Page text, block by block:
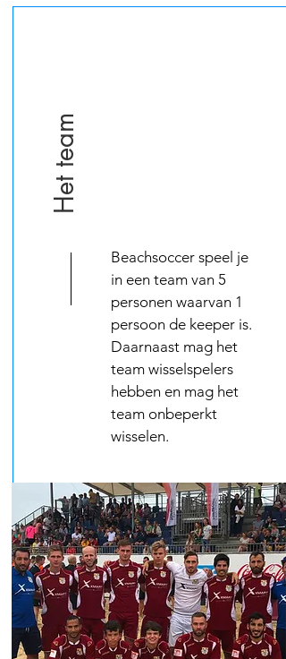
Het team
Beachsoccer speel je
in een team van 5
personen waarvan 1
persoon de keeper is.
Daarnaast mag het
team wisselspelers
hebben en mag het
team onbeperkt
wisselen.